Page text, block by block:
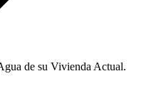
de su Vivienda Actual.